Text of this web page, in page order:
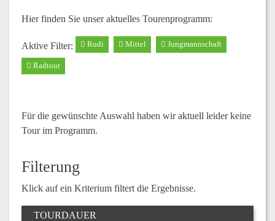
Hier finden Sie unser aktuelles Tourenprogramm:
Aktive Filter: Rudi Mittel Jungmannschaft
Radtour
Für die gewünschte Auswahl haben wir aktuell leider keine
Tour im Programm.
Filterung
Klick auf ein Kriterium filtert die Ergebnisse.
TOURDAUER